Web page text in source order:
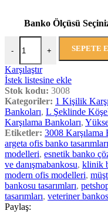
Banko Ölçüsü
- + SEPETE
Karşılaştır
İstek listesine ekle
Stok kodu: 3008
Kategoriler: 1 Kişilik
Bankoları, L Şeklinde
Karşılama Bankoları,
Etiketler: 3008 Karşılama
argeta ofis banko tasarımları
modelleri, esnetik banko
ve danışmabankosu, klinik
modern ofis modelleri,
bankosu tasarımları,
tasarımları, veteriner
Paylaş: